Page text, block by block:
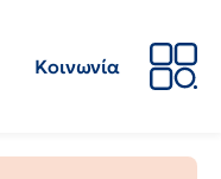
Κοινωνία